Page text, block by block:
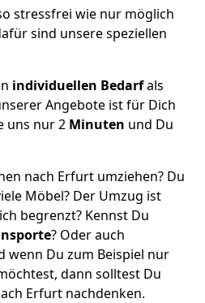
stressfrei wie nur möglich
sind unsere speziellen
individuellen Bedarfals
Angebote ist für Dich
uns nur 2 Minuten und Du
nach Erfurt umziehen? Du
Möbel? Der Umzug ist
begrenzt? Kennst Du
? Oder auch
wenn Du zum Beispiel nur
dann solltest Du
Erfurt nachdenken.